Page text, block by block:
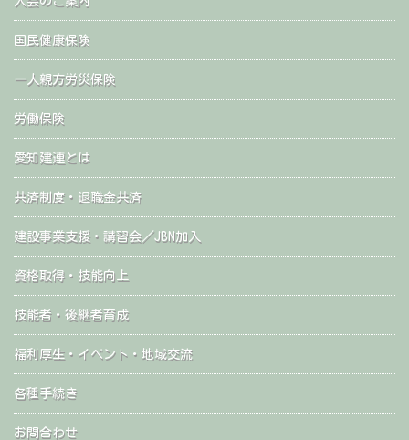
国民健康保険
一人親方労災保険
労働保険
愛知建連とは
共済制度・退職金共済
建設事業支援・講習会／JBN加入
資格取得・技能向上
技能者・後継者育成
福利厚生・イベント・地域交流
各種手続き
お問合わせ